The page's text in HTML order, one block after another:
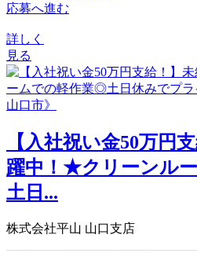
応募へ進む
詳しく
見る
【入社祝い金50万円
躍中！★クリーンル
土日...
株式会社平山 山口支店